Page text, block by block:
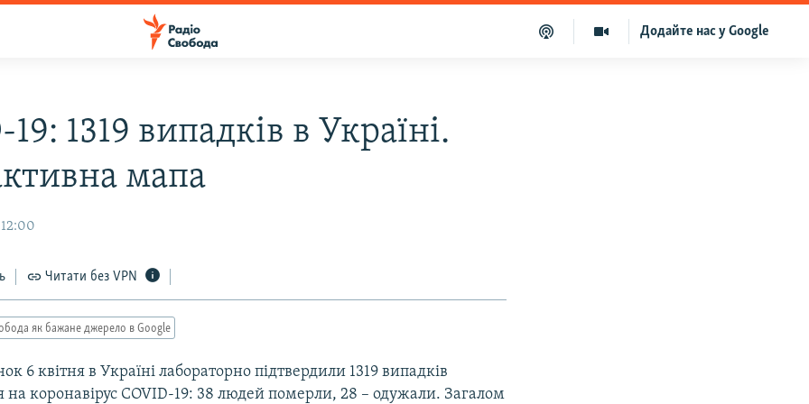
Додайте нас у Google
19: 1319 випадків в Україні.
мапа
Читати без VPN
як бажане джерело в Google
6 квітня в Україні лабораторно підтвердили 1319 випадків
коронавірус COVID-19: 38 людей померли, 28 – одужали. Загалом